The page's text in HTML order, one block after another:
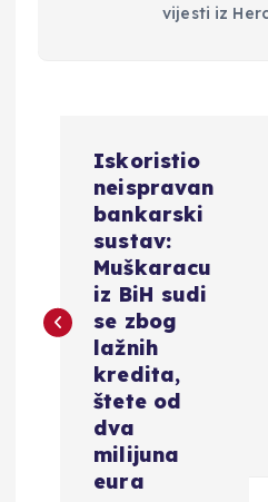
vijesti iz
i
Iskoristio
neispravan
bankarski
sustav:
Muškaracu
iz BiH sudi
se zbog
lažnih
kredita,
štete od
dva
milijuna
eura